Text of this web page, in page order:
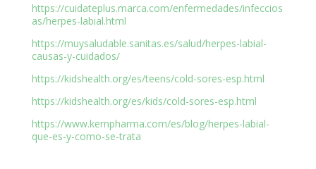
https://cuidateplus.marca.com/enfermedades/infeccios
as/herpes-labial.html
https://muysaludable.sanitas.es/salud/herpes-labial-
causas-y-cuidados/
https://kidshealth.org/es/teens/cold-sores-esp.html
https://kidshealth.org/es/kids/cold-sores-esp.html
https://www.kernpharma.com/es/blog/herpes-labial-
que-es-y-como-se-trata